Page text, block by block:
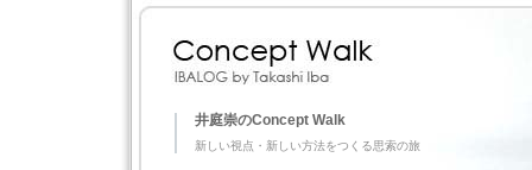
井庭崇のConcept Walk
新しい視点・新しい方法をつくる思索の旅